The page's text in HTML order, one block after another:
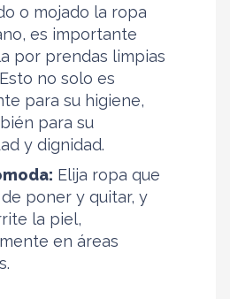
o mojado la ropa
es importante
por prendas limpias
no solo es
para su higiene,
para su
y dignidad.
Elija ropa que
poner y quitar, y
la piel,
en áreas